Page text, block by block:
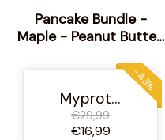
Pancake Bundle -
Maple - Peanut Butter,
Myprotein Österreich
€29,99
€16,99
-43%